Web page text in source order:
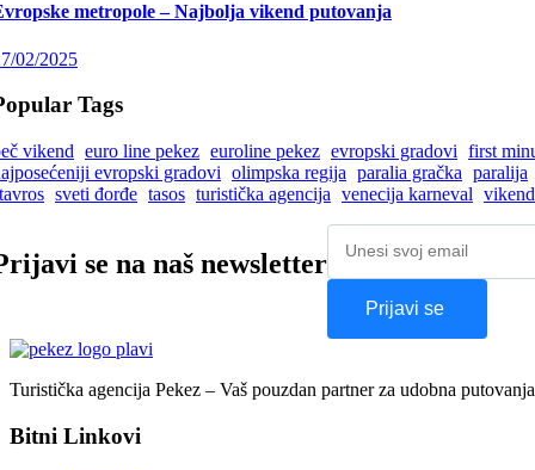
metropole – Najbolja vikend putovanja
02/2025
Tags
vikend euro line pekez euroline pekez evropski gradovi first
evropski gradovi olimpska regija paralia gračka paralija
sveti đorđe tasos turistička agencija venecija karneval
se na naš newsletter
Prijavi se
Turistička agencija Pekez – Vaš pouzdan partner za udobna
Bitni Linkovi